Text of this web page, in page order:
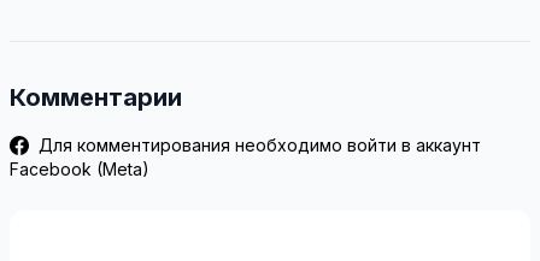
Комментарии
Для комментирования необходимо войти в аккаунт
Facebook (Meta)